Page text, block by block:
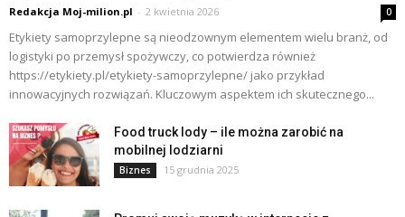
Redakcja Moj-milion.pl - 2 kwietnia 2026 0
Etykiety samoprzylepne są nieodzownym elementem wielu branż, od
logistyki po przemysł spożywczy, co potwierdza również
https://etykiety.pl/etykiety-samoprzylepne/ jako przykład
innowacyjnych rozwiązań. Kluczowym aspektem ich skutecznego...
Food truck lody – ile można zarobić na
mobilnej lodziarni
Biznes 15 grudnia 2025